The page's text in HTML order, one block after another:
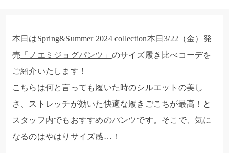
本日はSpring&Summer 2024 collection本日3/22（金）発
売 「ノエミジョグパンツ」 のサイズ履き比べコーデを
ご紹介いたします！
こちらは何と言っても履いた時のシルエットの美し
さ、ストレッチが効いた快適な履きごこちが最高！と
スタッフ内でもおすすめのパンツです。そこで、気に
なるのはやはりサイズ感…！